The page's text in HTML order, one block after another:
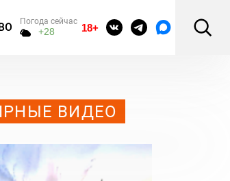
Погода сейчас
+28 18+
ВИДЕО